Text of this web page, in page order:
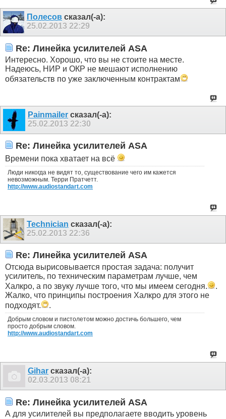
Полесовсказал(-а):
25.02.2013 22:29
Re: Линейка усилителей ASA
Интересно. Хорошо, что вы не стоите на месте.
Надеюсь, НИР и ОКР не мешают исполнению
обязательств по уже заключенным контрактам
Painmailer сказал(-а):
25.02.2013 22:30
Re: Линейка усилителей ASA
Времени пока хватает на всё
Люди никогда не видят то, существование чего им кажется
невозможным. Терри Пратчетт.
http://www.audiostandart.com
Technician сказал(-а):
25.02.2013 22:36
Re: Линейка усилителей ASA
Отсюда вырисовывается простая задача: получит
усилитель, по техническим параметрам лучше, чем
Халкро, а по звуку лучше того, что мы имеем сегодня.
.
Жалко, что принципы построения Халкро для этого не
подходят.
.
Добрым словом и пистолетом можно достичь большего, чем
просто добрым словом.
http://www.audiostandart.com
Gihar сказал(-а):
02.03.2013 08:21
Re: Линейка усилителей ASA
А для усилителей вы предполагаете вводить уровень